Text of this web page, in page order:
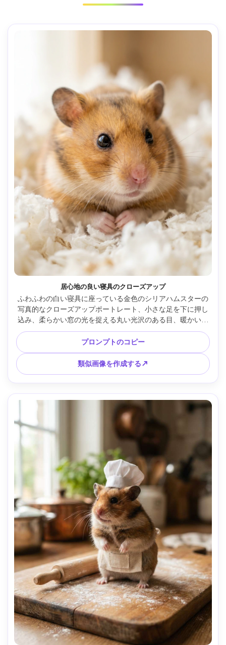
居心地の良い寝具のクローズアップ
ふわふわの白い寝具に座っている金色のシリアハムスターの
写真的なクローズアップポートレート、小さな足を下に押し
込み、柔らかい窓の光を捉える丸い光沢のある目、暖かいニ
ュートラルカラーパレット、被写界深度が浅い、Sony A7IV
85mm f/1.4で撮影、クリーミーなボケ、超詳細な毛皮とひ
げ、足の自然な肌のような質感、編集ペット写真 --ar 4:5
プロンプトのコピー
類似画像を作成する↗